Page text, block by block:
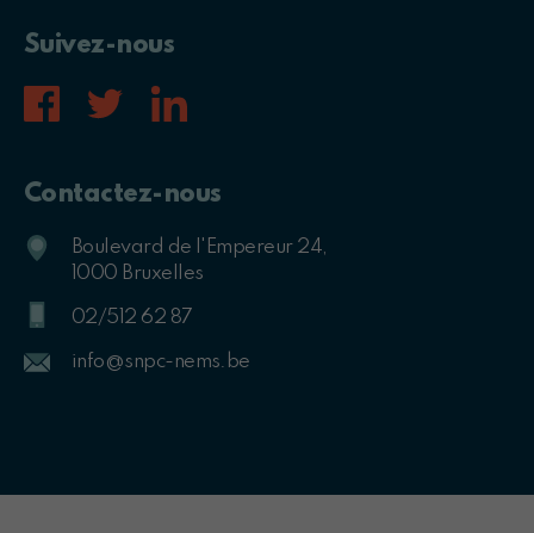
Suivez-nous
Contactez-nous
Boulevard de l'Empereur 24,
1000 Bruxelles
02/512 62 87
info@snpc-nems.be